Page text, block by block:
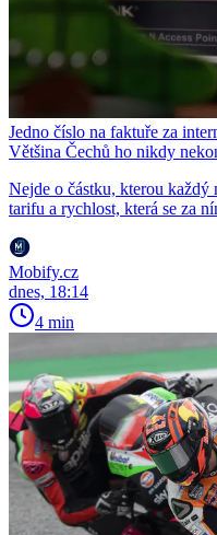
Jedno číslo na faktuře za
Většina Čechů ho nikdy
Nejde o částku, kterou každý
tarifu a rychlost, která se za
Mobify.cz
dnes, 18:14
4 min